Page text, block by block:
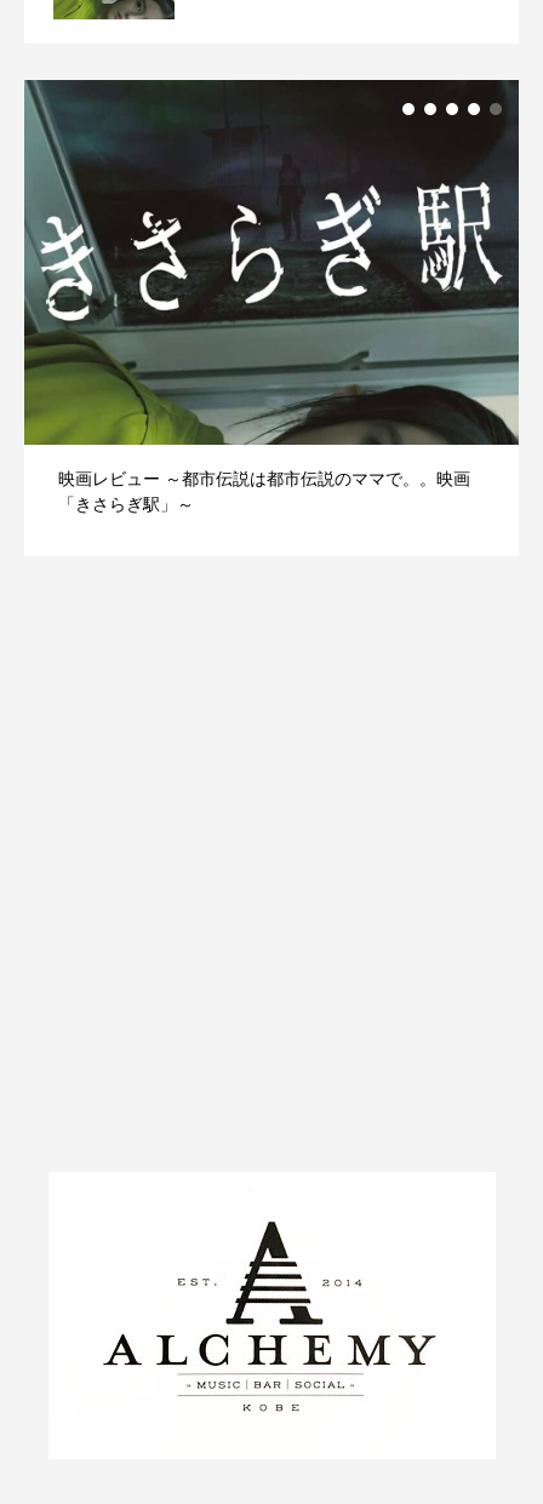
映画レビュー ～都市伝説は都市伝説のママで。。映画
「きさらぎ駅」～